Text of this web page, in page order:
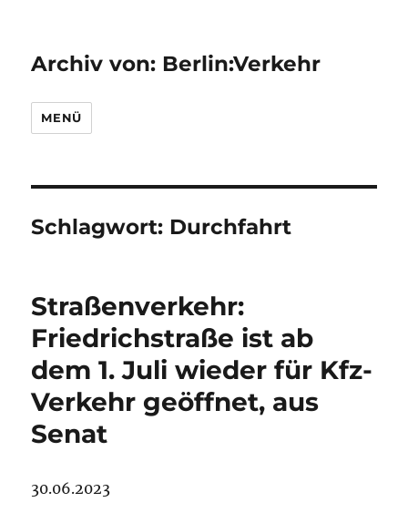
Archiv von: Berlin:Verkehr
MENÜ
Schlagwort: Durchfahrt
Straßenverkehr:
Friedrichstraße ist ab
dem 1. Juli wieder für Kfz-
Verkehr geöffnet, aus
Senat
30.06.2023